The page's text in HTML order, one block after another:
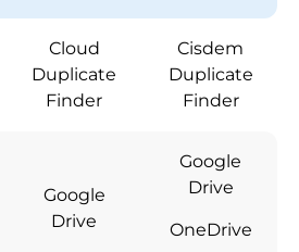
Cloud
Duplicate
Finder
Cisdem
Duplicate
Finder
Google
Drive
Google
Drive
OneDrive